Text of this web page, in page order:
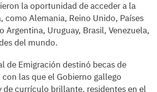
la oportunidad de acceder a la
como Alemania, Reino Unido, Países
Uruguay, Brasil, Venezuela,
del mundo.
de Emigración destinó becas de
las que el Gobierno gallego
currículo brillante, residentes en el